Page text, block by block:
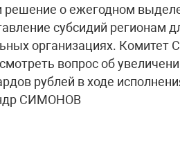
решение о ежегодном
субсидий регионам
организациях. Комитет
вопрос об
рублей в ходе
СИМОНОВ